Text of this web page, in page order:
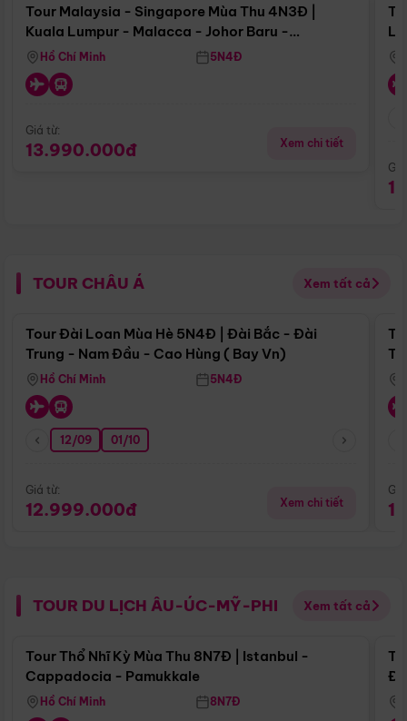
Tour Malaysia - Singapore Mùa Thu 4N3Đ |
Kuala Lumpur - Malacca - Johor Baru -
Singapore
Hồ Chí Minh 5N4Đ
Giá từ:
13.990.000đ Xem chi tiết
TOUR CHÂU Á Xem tất cả
Điểm nổi bật
Tour Đài Loan Mùa Hè 5N4Đ | Đài Bắc - Đài
Trung - Nam Đầu - Cao Hùng ( Bay Vn)
Hồ Chí Minh 5N4Đ
12/09 01/10
Giá từ:
12.999.000đ Xem chi tiết
TOUR DU LỊCH ÂU-ÚC-MỸ-PHI Xem tất cả
Điểm nổi bật
Tour Thổ Nhĩ Kỳ Mùa Thu 8N7Đ | Istanbul -
Cappadocia - Pamukkale
Hồ Chí Minh 8N7Đ